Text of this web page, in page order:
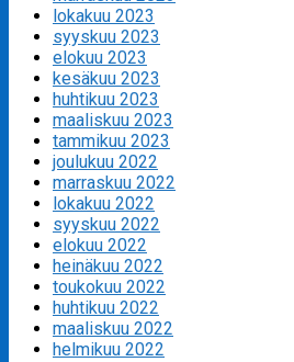
lokakuu 2023
syyskuu 2023
elokuu 2023
kesäkuu 2023
huhtikuu 2023
maaliskuu 2023
tammikuu 2023
joulukuu 2022
marraskuu 2022
lokakuu 2022
syyskuu 2022
elokuu 2022
heinäkuu 2022
toukokuu 2022
huhtikuu 2022
maaliskuu 2022
helmikuu 2022